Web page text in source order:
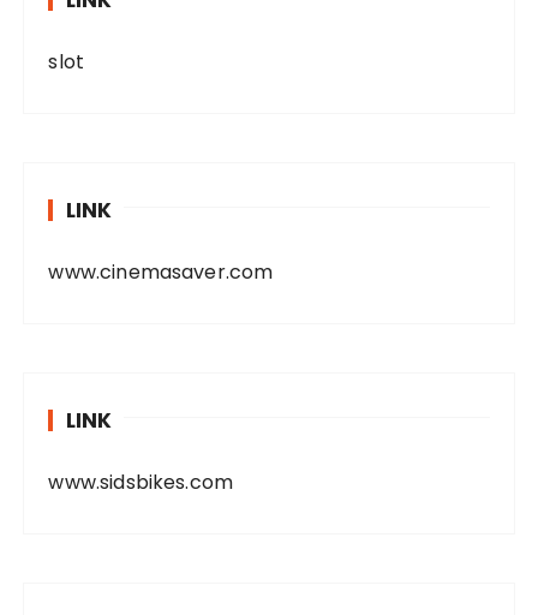
slot
LINK
www.cinemasaver.com
LINK
www.sidsbikes.com